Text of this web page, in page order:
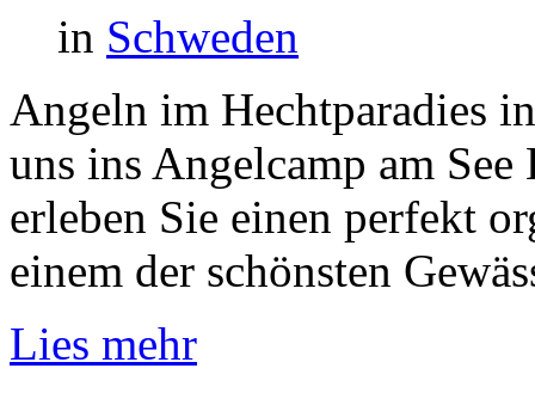
in Schweden
Angeln im Hechtparadies
uns ins Angelcamp am
erleben Sie einen perfekt
einem der schönsten
Lies mehr